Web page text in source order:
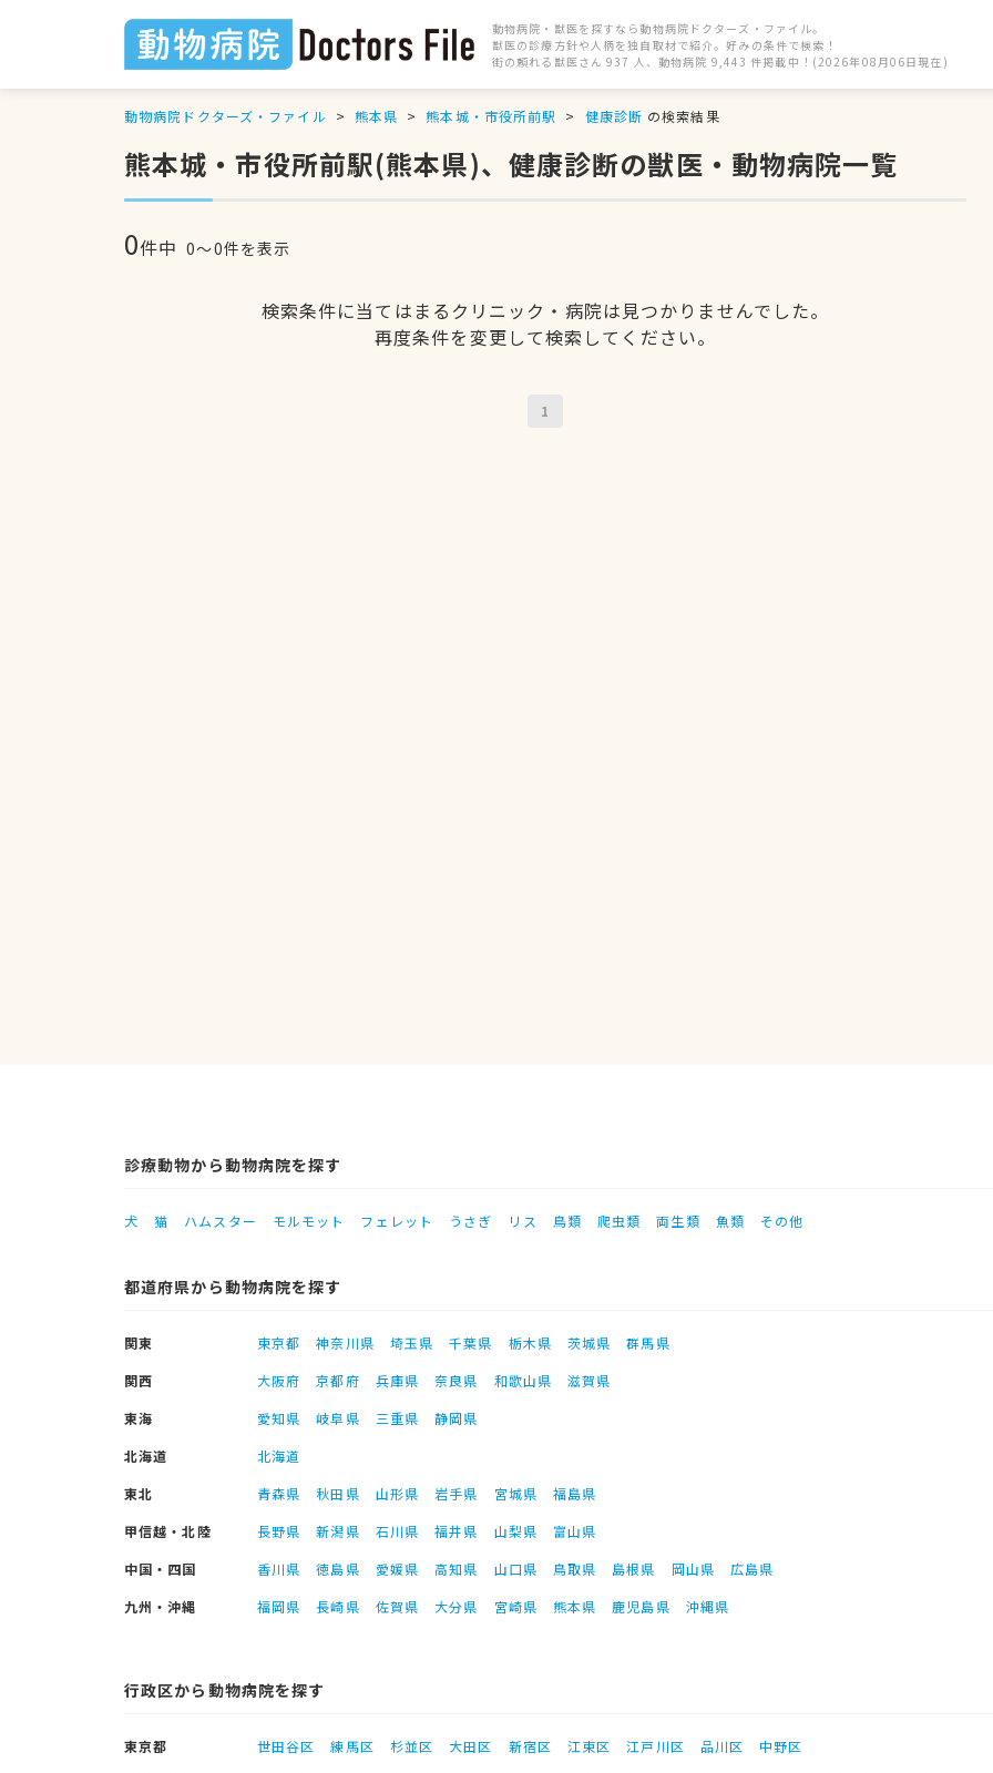
動物病院・獣医を探すなら動物病院ドクターズ・ファイル。
獣医の診療方針や人柄を独自取材で紹介。好みの条件で検索！
街の頼れる獣医さん 937 人、動物病院 9,443 件掲載中！(2026年08月06日現在)
動物病院ドクターズ・ファイル 熊本県 熊本城・市役所前駅 健康診断 の検索結果
熊本城・市役所前駅(熊本県)、健康診断の獣医・動物病院一覧
0件中 0〜0件を表示
検索条件に当てはまるクリニック・病院は見つかりませんでした。
再度条件を変更して検索してください。
1
診療動物から動物病院を探す
犬 猫 ハムスター モルモット フェレット うさぎ リス 鳥類 爬虫類 両生類 魚類 その他
都道府県から動物病院を探す
関東 東京都 神奈川県 埼玉県 千葉県 栃木県 茨城県
群馬県
関西
大阪府 京都府 兵庫県 奈良県 和歌山県
滋賀県
東海
愛知県 岐阜県 三重県
静岡県
北海道
北海道
東北
青森県 秋田県 山形県 岩手県 宮城県
福島県
甲信越・北陸
長野県 新潟県 石川県 福井県 山梨県
富山県
中国・四国
香川県 徳島県 愛媛県 高知県 山口県 鳥取県 島根県 岡山県
広島県
九州・沖縄
福岡県 長崎県 佐賀県 大分県 宮崎県 熊本県 鹿児島県 沖縄県
行政区から動物病院を探す
東京都 世田谷区 練馬区 杉並区 大田区 新宿区 江東区 江戸川区 品川区
中野区